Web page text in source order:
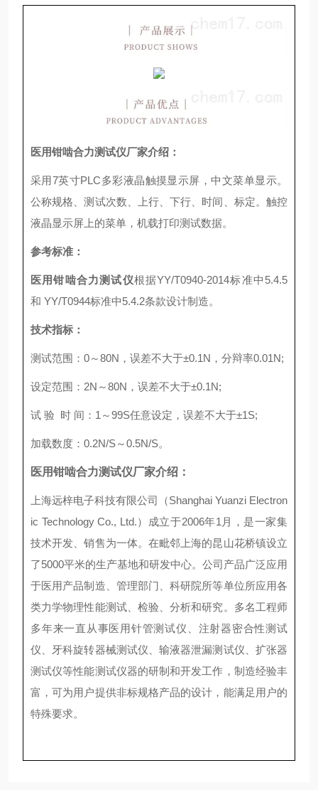
医用钳啮合力测试仪厂家介绍：
采用7英寸PLC多彩液晶触摸显示屏，中文菜单显示。
公称规格、测试次数、上行、下行、时间、标定。触控
液晶显示屏上的菜单，机载打印测试数据。
参考标准：
医用钳啮合力测试仪根据YY/T0940-2014标准中5.4.5
和 YY/T0944标准中5.4.2条款设计制造。
技术指标：
测试范围：0～80N，误差不大于±0.1N，分辩率0.01N;
设定范围：2N～80N，误差不大于±0.1N;
试 验 时 间：1～99S任意设定，误差不大于±1S;
加载数度：0.2N/S～0.5N/S。
医用钳啮合力测试仪厂家介绍：
上海远梓电子科技有限公司（Shanghai Yuanzi Electron
ic Technology Co., Ltd.）成立于2006年1月，是一家集
技术开发、销售为一体。在毗邻上海的昆山花桥镇设立
了5000平米的生产基地和研发中心。公司产品广泛应用
于医用产品制造、管理部门、科研院所等单位所应用各
类力学物理性能测试、检验、分析和研究。多名工程师
多年来一直从事医用针管测试仪、注射器密合性测试
仪、牙科旋转器械测试仪、输液器泄漏测试仪、扩张器
测试仪等性能测试仪器的研制和开发工作，制造经验丰
富，可为用户提供非标规格产品的设计，能满足用户的
特殊要求。